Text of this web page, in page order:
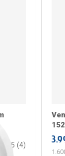
5 (4)